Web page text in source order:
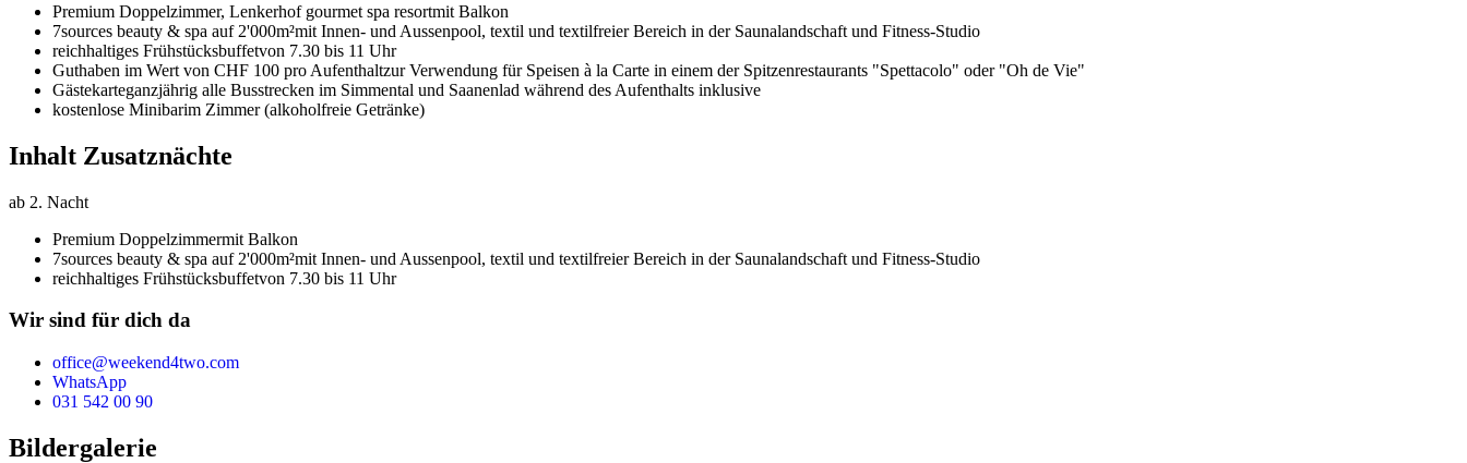
Premium Doppelzimmer, Lenkerhof gourmet spa resortmit Balkon
7sources beauty & spa auf 2'000m²mit Innen- und Aussenpool, textil und textilfreier Bereich in der Saunalandschaft und Fitness-Studio
reichhaltiges Frühstücksbuffetvon 7.30 bis 11 Uhr
Guthaben im Wert von CHF 100 pro Aufenthaltzur Verwendung für Speisen à la Carte in einem der Spitzenrestaurants "Spettacolo" oder "Oh de Vie"
Gästekarteganzjährig alle Busstrecken im Simmental und Saanenlad während des Aufenthalts inklusive
kostenlose Minibarim Zimmer (alkoholfreie Getränke)
Inhalt Zusatznächte
ab 2. Nacht
Premium Doppelzimmermit Balkon
7sources beauty & spa auf 2'000m²mit Innen- und Aussenpool, textil und textilfreier Bereich in der Saunalandschaft und Fitness-Studio
reichhaltiges Frühstücksbuffetvon 7.30 bis 11 Uhr
Wir sind für dich da
office@weekend4two.com
WhatsApp
031 542 00 90
Bildergalerie